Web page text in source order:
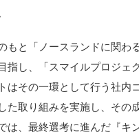
もと「ノースランドに関わ
指し、「スマイルプロジェ
はその一環として行う社内
た取り組みを実施し、その
は、最終選考に進んだ『キ